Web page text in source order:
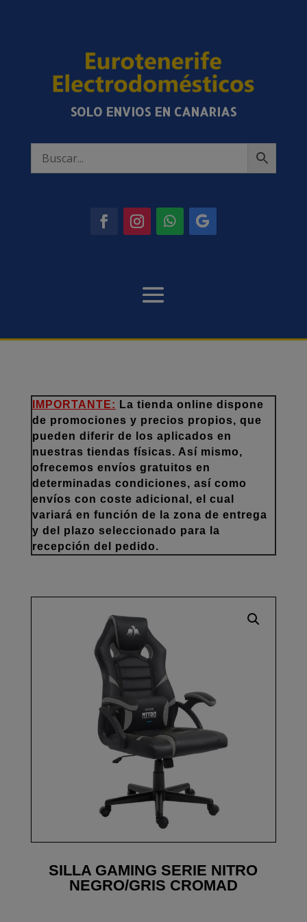
SOLO ENVIOS EN CANARIAS
IMPORTANTE: La tienda online dispone
de promociones y precios propios, que
pueden diferir de los aplicados en
nuestras tiendas físicas. Así mismo,
ofrecemos envíos gratuitos en
determinadas condiciones, así como
envíos con coste adicional, el cual
variará en función de la zona de entrega
y del plazo seleccionado para la
recepción del pedido.
SILLA GAMING SERIE NITRO
NEGRO/GRIS CROMAD